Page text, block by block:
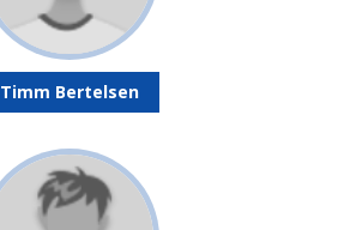
Timm Bertelsen